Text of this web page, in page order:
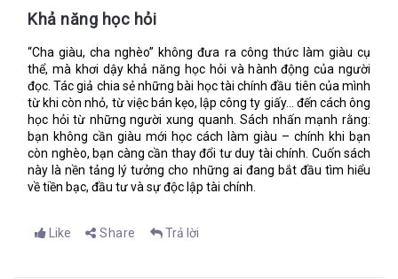
Khả năng học hỏi
“Cha giàu, cha nghèo” không đưa ra công thức làm giàu cụ
thể, mà khơi dậy khả năng học hỏi và hành động của người
đọc. Tác giả chia sẻ những bài học tài chính đầu tiên của mình
từ khi còn nhỏ, từ việc bán kẹo, lập công ty giấy… đến cách ông
học hỏi từ những người xung quanh. Sách nhấn mạnh rằng:
bạn không cần giàu mới học cách làm giàu – chính khi bạn
còn nghèo, bạn càng cần thay đổi tư duy tài chính. Cuốn sách
này là nền tảng lý tưởng cho những ai đang bắt đầu tìm hiểu
về tiền bạc, đầu tư và sự độc lập tài chính.
Like Share Trả lời